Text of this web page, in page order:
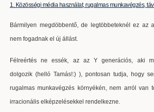
1. Közösségi média használat, rugalmas munkavégzés,
Bármilyen megdöbbentő, de legtöbbeteknél ez az
nem fogadnak el új állást.
Félreértés ne essék, az az Y generációs, aki
dolgozik (helló Tamás!:) ), pontosan tudja, hogy
rugalmas munkavégzés környékén, nem arról van
irracionális elképzelésekkel rendelkezne.